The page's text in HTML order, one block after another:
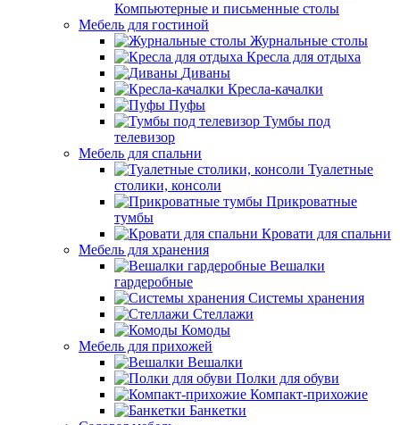
Компьютерные и письменные столы
Мебель для гостиной
Журнальные столы
Кресла для отдыха
Диваны
Кресла-качалки
Пуфы
Тумбы под
телевизор
Мебель для спальни
Туалетные
столики, консоли
Прикроватные
тумбы
Кровати для спальни
Мебель для хранения
Вешалки
гардеробные
Системы хранения
Стеллажи
Комоды
Мебель для прихожей
Вешалки
Полки для обуви
Компакт-прихожие
Банкетки